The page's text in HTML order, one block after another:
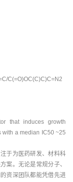
C(=O)OC(C)C)C=N2
that induces growth
a median IC50 ~25
于为医药研发、材料科
案。无论是常规分子、
资深团队都能凭借先进